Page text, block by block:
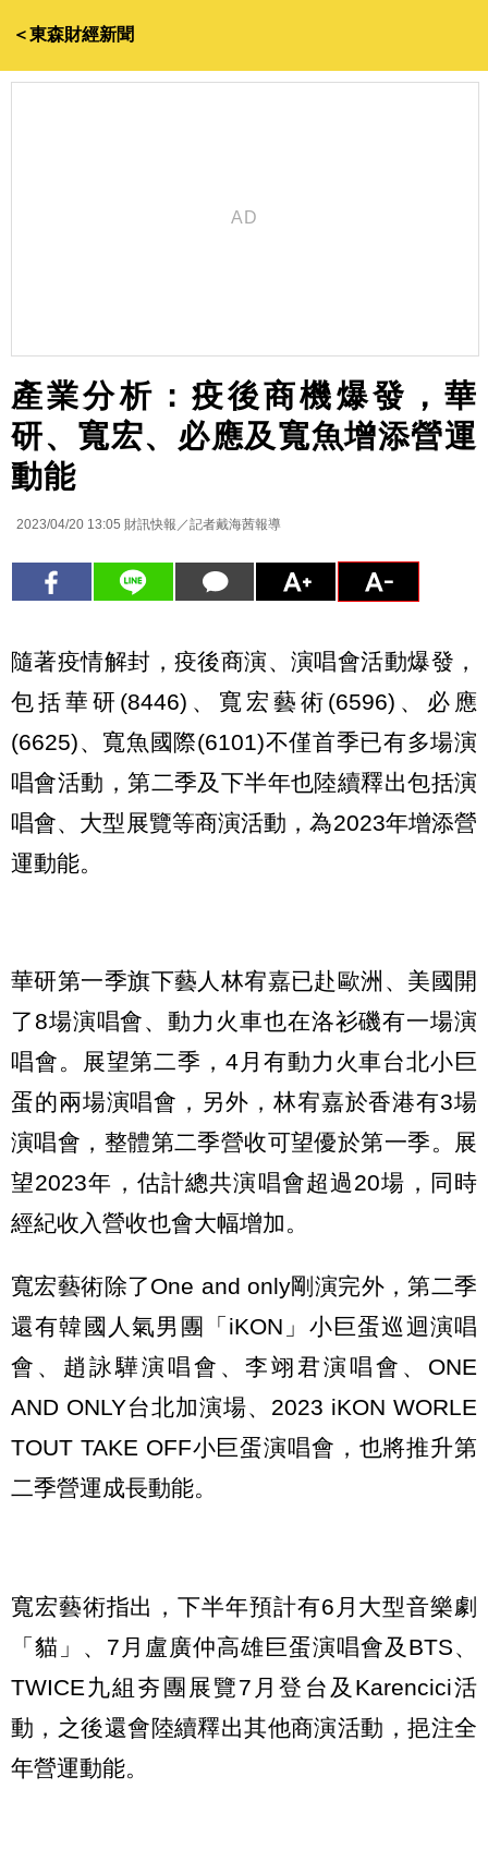
＜東森財經新聞
產業分析：疫後商機爆發，華
研、寬宏、必應及寬魚增添營運
動能
2023/04/20 13:05 財訊快報／記者戴海茜報導
隨著疫情解封，疫後商演、演唱會活動爆發，
包括華研(8446)、寬宏藝術(6596)、必應
(6625)、寬魚國際(6101)不僅首季已有多場演
唱會活動，第二季及下半年也陸續釋出包括演
唱會、大型展覽等商演活動，為2023年增添營
運動能。
華研第一季旗下藝人林宥嘉已赴歐洲、美國開
了8場演唱會、動力火車也在洛衫磯有一場演
唱會。展望第二季，4月有動力火車台北小巨
蛋的兩場演唱會，另外，林宥嘉於香港有3場
演唱會，整體第二季營收可望優於第一季。展
望2023年，估計總共演唱會超過20場，同時
經紀收入營收也會大幅增加。
寬宏藝術除了One and only剛演完外，第二季
還有韓國人氣男團「iKON」小巨蛋巡迴演唱
會、趙詠驊演唱會、李翊君演唱會、ONE
AND ONLY台北加演場、2023 iKON WORLE
TOUT TAKE OFF小巨蛋演唱會，也將推升第
二季營運成長動能。
寬宏藝術指出，下半年預計有6月大型音樂劇
「貓」、7月盧廣仲高雄巨蛋演唱會及BTS、
TWICE九組夯團展覽7月登台及Karencici活
動，之後還會陸續釋出其他商演活動，挹注全
年營運動能。